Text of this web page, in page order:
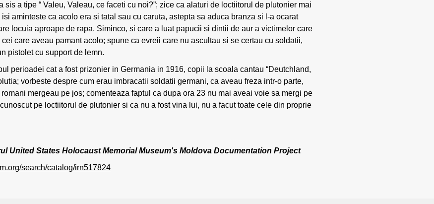
a tipe “ Valeu, Valeau, ce faceti cu noi?”; zice ca alaturi de loctiitorul de plutonier mai
aminteste ca acolo era si tatal sau cu caruta, astepta sa aduca branza si l-a ocarat
locuia aproape de rapa, Siminco, si care a luat papucii si dintii de aur a victimelor care
care aveau pamant acolo; spune ca evreii care nu ascultau si se certau cu soldatii,
pistolet cu support de lemn.
perioadei cat a fost prizonier in Germania in 1916, copii la scoala cantau “Deutchland,
vorbeste despre cum erau imbracatii soldatii germani, ca aveau freza intr-o parte,
mergeau pe jos; comenteaza faptul ca dupa ora 23 nu mai aveai voie sa mergi pe
pe loctiitorul de plutonier si ca nu a fost vina lui, nu a facut toate cele din proprie
United States Holocaust Memorial Museum's Moldova Documentation Project
search/catalog/irn517824